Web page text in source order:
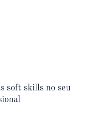
soft skills no seu